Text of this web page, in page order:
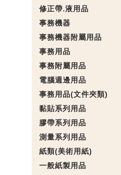
修正帶.液用品
事務機器
事務機器附屬用品
事務用品
事務附屬用品
電腦週邊用品
事務用品(文件夾類)
黏貼系列用品
膠帶系列用品
測量系列用品
紙類(美術用紙)
一般紙製用品